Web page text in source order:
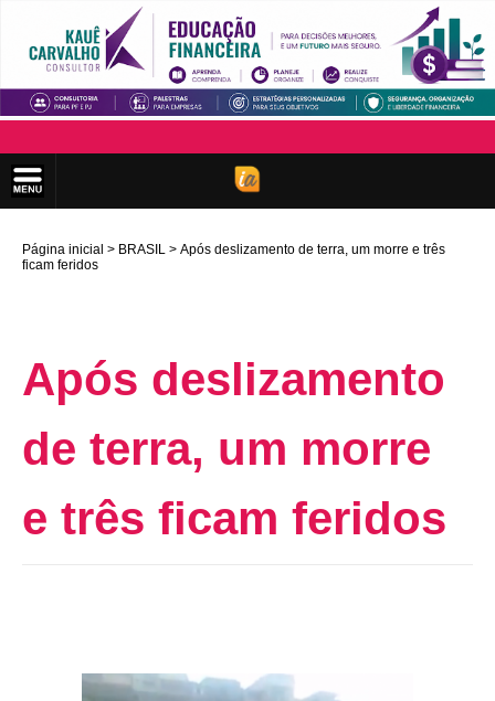
Página inicial BRASIL
Após deslizamento de terra, um morre e três
ficam feridos
Após deslizamento
de terra, um morre
e três ficam feridos